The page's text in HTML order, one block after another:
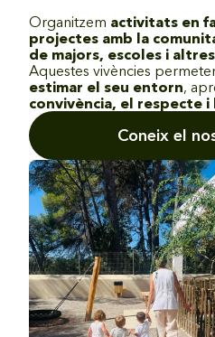
Organitzem activitats en
projectes amb la
de majors, escoles i
Aquestes vivències
estimar el seu entorn,
convivència, el respecte i
Coneix el